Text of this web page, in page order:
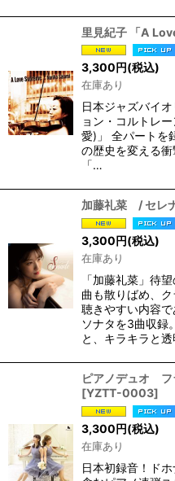
里見紀子 「A
3,300円(税込)
在庫あり
日本ジャズバイ
ョン・コルトレ
愛)」 全パートを
の歴史を変える
「…
加藤礼菜 / セレ
3,300円(税込)
在庫あり
「加藤礼菜」待
曲も散りばめ、
聴きやすい内容
ソナタを3曲収録
と、キラキラと
ピアノデュオ フ
[YZTT-0003]
3,300円(税込)
在庫あり
日本初録音！ド